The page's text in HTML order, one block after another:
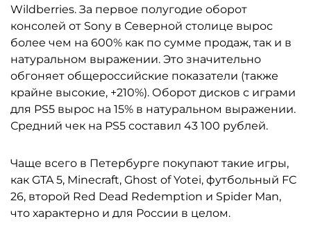
Wildberries. За первое полугодие оборот
консолей от Sony в Северной столице вырос
более чем на 600% как по сумме продаж, так и в
натуральном выражении. Это значительно
обгоняет общероссийские показатели (также
крайне высокие, +210%). Оборот дисков с играми
для PS5 вырос на 15% в натуральном выражении.
Средний чек на PS5 составил 43 100 рублей.
Чаще всего в Петербурге покупают такие игры,
как GTA 5, Minecraft, Ghost of Yotei, футбольный FC
26, второй Red Dead Redemption и Spider Man,
что характерно и для России в целом.